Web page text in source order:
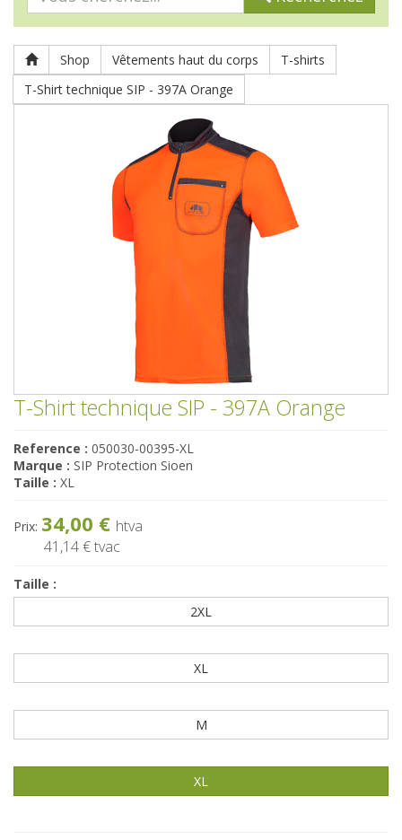
Shop Vêtements haut du corps
T-shirts
T-Shirt technique SIP - 397A Orange
T-Shirt technique SIP - 397A Orange
Reference : 050030-00395-XL
Marque : SIP Protection Sioen
Taille : XL
Prix: 34,00 € htva
41,14 €tvac
Taille :
2XL
XL
M
XL